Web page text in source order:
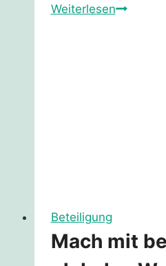
WeiterlesenKomm
Beteiligung
Mach mit